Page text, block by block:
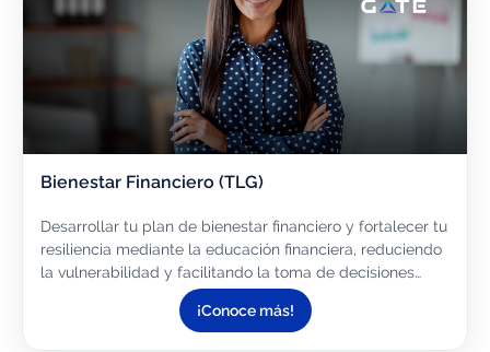
Bienestar Financiero (TLG)
Desarrollar tu plan de bienestar financiero y fortalecer tu
resiliencia mediante la educación financiera, reduciendo
la vulnerabilidad y facilitando la toma de decisiones
informadas para construir unas finanzas...
¡Conoce más!